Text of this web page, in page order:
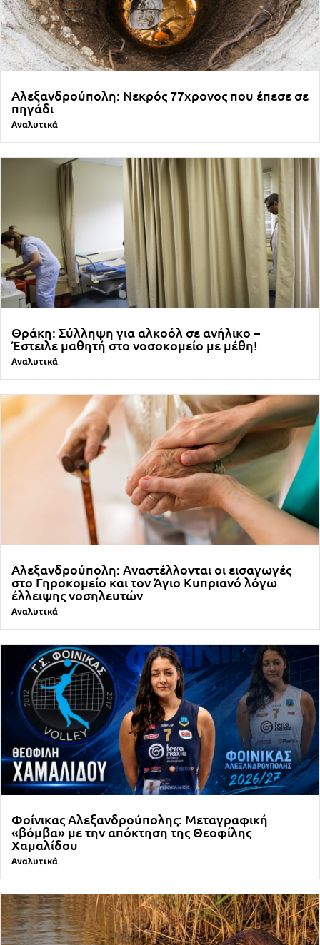
Αλεξανδρούπολη: Νεκρός 77χρονος που έπεσε σε
πηγάδι
Αναλυτικά
Θράκη: Σύλληψη για αλκοόλ σε ανήλικο –
Έστειλε μαθητή στο νοσοκομείο με μέθη!
Αναλυτικά
Αλεξανδρούπολη: Αναστέλλονται οι εισαγωγές
στο Γηροκομείο και τον Άγιο Κυπριανό λόγω
έλλειψης νοσηλευτών
Αναλυτικά
Φοίνικας Αλεξανδρούπολης: Μεταγραφική
«βόμβα» με την απόκτηση της Θεοφίλης
Χαμαλίδου
Αναλυτικά